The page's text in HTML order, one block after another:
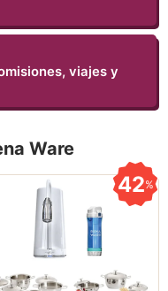
viajes y
Ware
42%